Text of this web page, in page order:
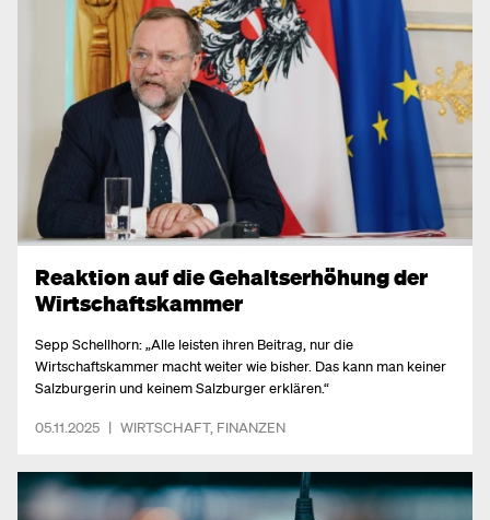
Reaktion auf die Gehaltserhöhung der
Wirtschaftskammer
Sepp Schellhorn: „Alle leisten ihren Beitrag, nur die
Wirtschaftskammer macht weiter wie bisher. Das kann man keiner
Salzburgerin und keinem Salzburger erklären.“
05.11.2025 | WIRTSCHAFT, FINANZEN